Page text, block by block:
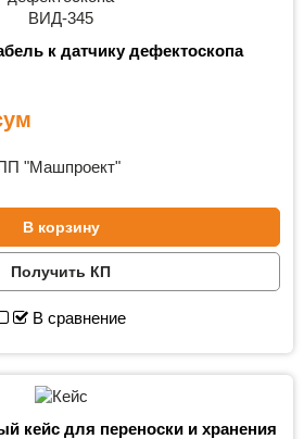
к датчику дефектоскопа
"Машпроект"
В корзину
Получить КП
В сравнение
кейс для переноски и хранения